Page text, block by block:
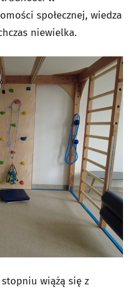
społecznej, wiedza
niewielka.
wiążą się z